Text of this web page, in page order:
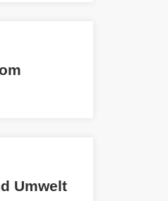
Umwelt